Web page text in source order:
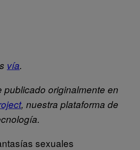
vía.
publicado originalmente en
, nuestra plataforma de
sexuales